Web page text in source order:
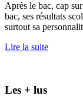
Après le bac, cap
bac, ses résultats
surtout sa
Lire la suite
Les + lus